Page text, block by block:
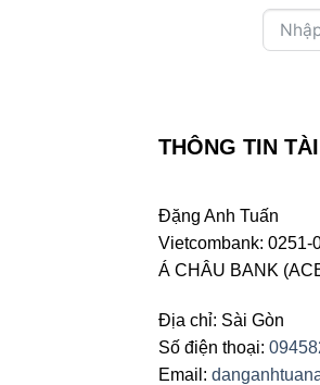
THÔNG TIN
Đặng Anh Tuấn
Vietcombank: 0251-
Á CHÂU BANK
Địa chỉ: Sài Gòn
Số điện thoại:
Email: